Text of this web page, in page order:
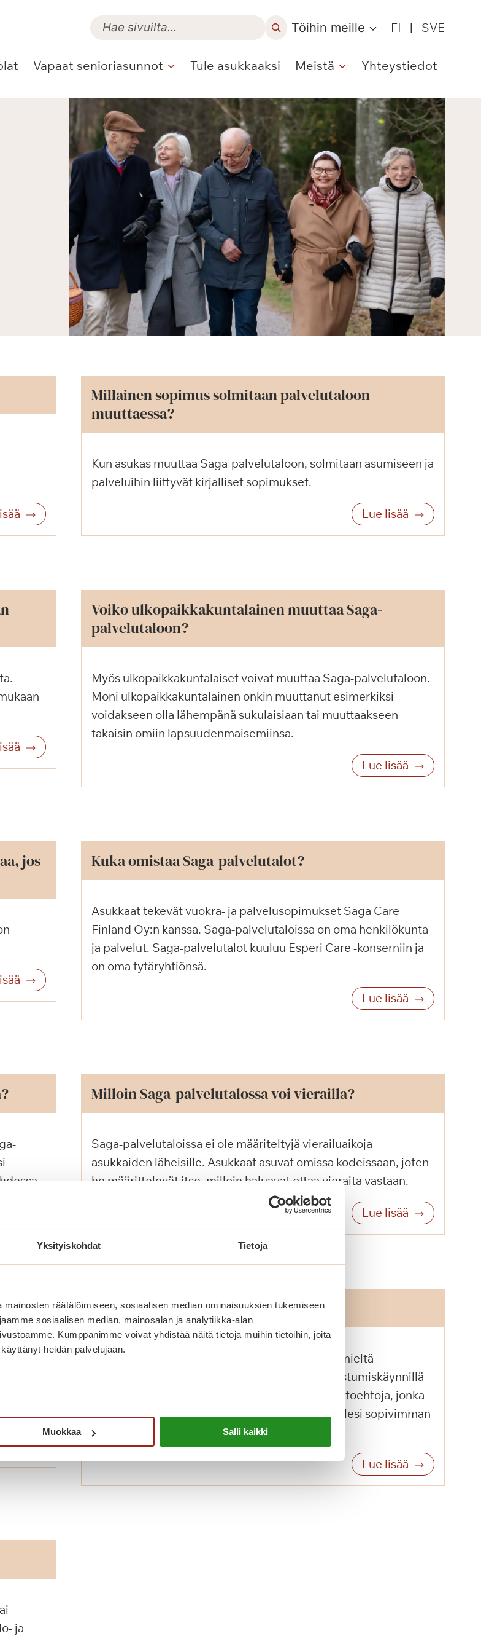
Yksityiskohdat Tietoja
räätälöimiseen, sosiaalisen median ominaisuuksien tukemiseen
sosiaalisen median, mainosalan ja analytiikka-alan
Kumppanimme voivat yhdistää näitä tietoja muihin tietoihin, joita
heidän palvelujaan.
Muokkaa Salli kaikki
Töihin meille FI | SVE
Vapaat senioriasunnot Tule asukkaaksi Meistä Yhteystiedot
Millainen sopimus solmitaan palvelutaloon
muuttaessa?
Kun asukas muuttaa Saga-palvelutaloon, solmitaan asumiseen ja
palveluihin liittyvät kirjalliset sopimukset.
Lue lisää
Voiko ulkopaikkakuntalainen muuttaa Saga-
palvelutaloon?
Myös ulkopaikkakuntalaiset voivat muuttaa Saga-palvelutaloon.
Moni ulkopaikkakuntalainen onkin muuttanut esimerkiksi
voidakseen olla lähempänä sukulaisiaan tai muuttaakseen
takaisin omiin lapsuudenmaisemiinsa.
Lue lisää
jos
Kuka omistaa Saga-palvelutalot?
Asukkaat tekevät vuokra- ja palvelusopimukset Saga Care
Finland Oy:n kanssa. Saga-palvelutaloissa on oma henkilökunta
ja palvelut. Saga-palvelutalot kuuluu Esperi Care -konserniin ja
on oma tytäryhtiönsä.
Lue lisää
Milloin Saga-palvelutalossa voi vierailla?
Saga-palvelutaloissa ei ole määriteltyjä vierailuaikoja
asukkaiden läheisille. Asukkaat asuvat omissa kodeissaan, joten
he määrittelevät itse, milloin haluavat ottaa vieraita vastaan.
Lue lisää
Pohditko palvelutaloon muuttoa?
Varaa tutustumiskäynti ja tule keskustelemaan mieltä
askarruttavista asioista asumiseen liittyen. Tutustumiskäynnillä
esittelemme meillä tarjolla olevia asumisen vaihtoehtoja, jonka
jälkeen kartoitamme yhdessä sinulle tai läheisellesi sopivimman
ratkaisun.
Lue lisää
ja